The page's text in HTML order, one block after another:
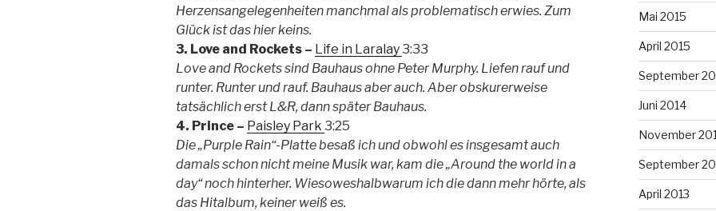
Herzensangelegenheiten manchmal als problematisch erwies. Zum
Glück ist das hier keins.
3. Love and Rockets – Life in Laralay3:33
Love and Rockets sind Bauhaus ohne Peter Murphy. Liefen rauf und
runter. Runter und rauf. Bauhaus aber auch. Aber obskurerweise
tatsächlich erst L&R, dann später Bauhaus.
4. Prince – Paisley Park 3:25
Die „Purple Rain“-Platte besaß ich und obwohl es insgesamt auch
damals schon nicht meine Musik war, kam die „Around the world in a
day“ noch hinterher. Wiesoweshalbwarum ich die dann mehr hörte, als
das Hitalbum, keiner weiß es.
Mai 2015
April 2015
September
Juni 2014
November
September
April 2013